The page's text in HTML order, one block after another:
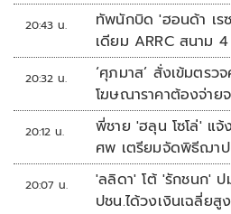
20:43 น.
ทัพนักบิด 'ฮอนด้า เร
เดียม ARRC สนาม
20:32 น.
‘ศุภมาส’ สั่งเข้มตรว
โฆษณาราคาต้องจ่าย
20:12 น.
พี่ชาย 'ฮลุน โซโล่' แ
ศพ เตรียมจัดพิธีฌาป
20:07 น.
'ลลิดา' โต้ 'รักชนก'
ปชน.ได้วงเงินเฉลี่ยสู